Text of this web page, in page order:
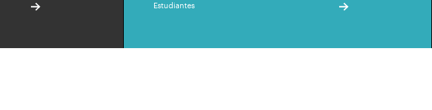
Estudiantes